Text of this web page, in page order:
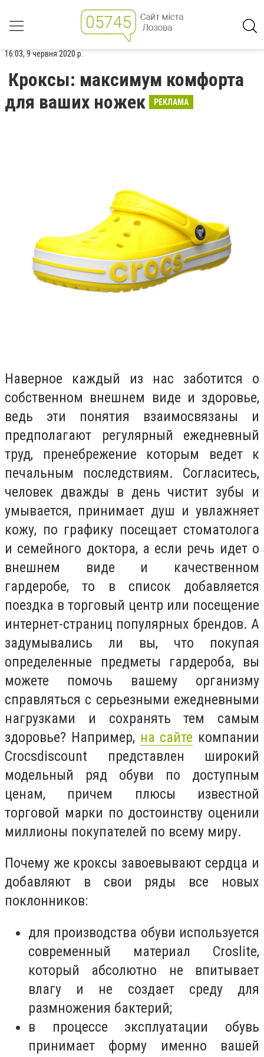
16:03, 9 червня 2020 р.
Кроксы: максимум комфорта
для ваших ножек
РЕКЛАМА
Наверное каждый из нас заботится о
собственном внешнем виде и здоровье,
ведь эти понятия взаимосвязаны и
предполагают регулярный ежедневный
труд, пренебрежение которым ведет к
печальным последствиям. Согласитесь,
человек дважды в день чистит зубы и
умывается, принимает душ и увлажняет
кожу, по графику посещает стоматолога
и семейного доктора, а если речь идет о
внешнем виде и качественном
гардеробе, то в список добавляется
поездка в торговый центр или посещение
интернет-страниц популярных брендов. А
задумывались ли вы, что покупая
определенные предметы гардероба, вы
можете помочь вашему организму
справляться с серьезными ежедневными
нагрузками и сохранять тем самым
здоровье? Например, на сайте компании
Crocsdiscount представлен широкий
модельный ряд обуви по доступным
ценам, причем плюсы известной
торговой марки по достоинству оценили
миллионы покупателей по всему миру.
Почему же кроксы завоевывают сердца и
добавляют в свои ряды все новых
поклонников:
для производства обуви используется
современный материал Croslite,
который абсолютно не впитывает
влагу и не создает среду для
размножения бактерий;
в процессе эксплуатации обувь
принимает форму именно вашей